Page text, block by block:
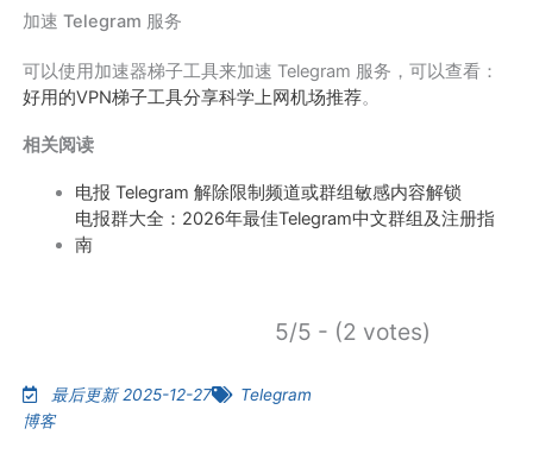
加速 Telegram 服务
可以使用加速器梯子工具来加速 Telegram 服务，可以查看：
好用的VPN梯子工具分享科学上网机场推荐。
相关阅读
电报 Telegram 解除限制频道或群组敏感内容解锁
电报群大全：2026年最佳Telegram中文群组及注册指
南
5/5 - (2 votes)
最后更新 2025-12-27
Telegram
博客